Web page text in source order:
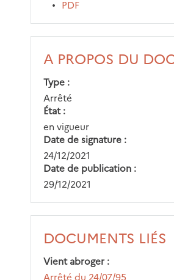
PDF
A PROPOS DU
Type
Arrêté
État
en vigueur
Date de signature
24/12/2021
Date de publication
29/12/2021
DOCUMENTS LIÉS
Vient abroger
Arrêté du 24/07/95